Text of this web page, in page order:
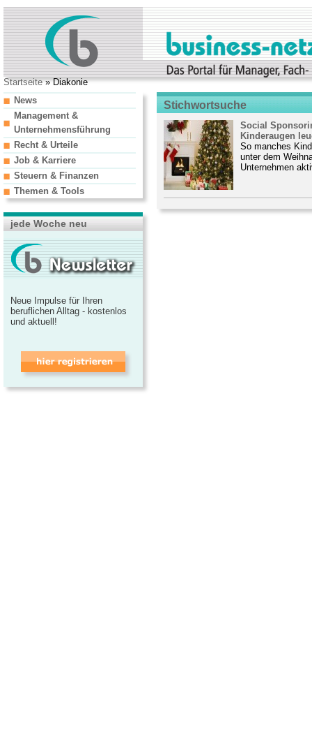
Startseite» Diakonie
Stichwortsuche
Social
Kinderaugen
So manches
unter dem
Unternehmen
News
Management &
Unternehmensführung
Recht & Urteile
Job & Karriere
Steuern & Finanzen
Themen & Tools
jede Woche neu
Neue Impulse für Ihren
beruflichen Alltag - kostenlos
und aktuell!